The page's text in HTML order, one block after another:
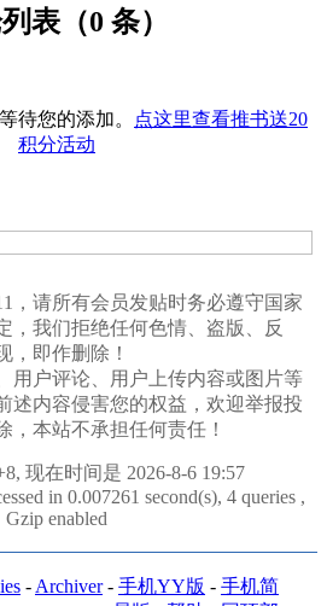
表（0 条）
待您的添加。
点这里查看推书送20
积分活动
，请所有会员发贴时务必遵守国家
，我们拒绝任何色情、盗版、反
，即作删除！
用户评论、用户上传内容或图片等
述内容侵害您的权益，欢迎举报投
，本站不承担任何责任！
现在时间是 2026-8-6 19:57
in 0.007261 second(s), 4 queries ,
Gzip enabled
- Archiver- 手机YY版 - 手机简